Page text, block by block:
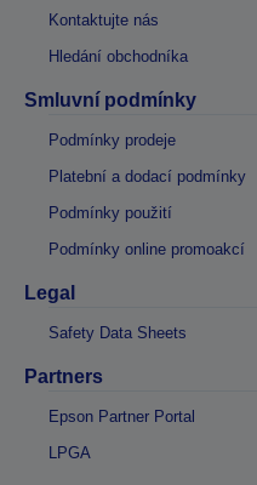
Kontaktujte nás
Hledání obchodníka
Smluvní podmínky
Podmínky prodeje
Platební a dodací podmínky
Podmínky použití
Podmínky online promoakcí
Legal
Safety Data Sheets
Partners
Epson Partner Portal
LPGA